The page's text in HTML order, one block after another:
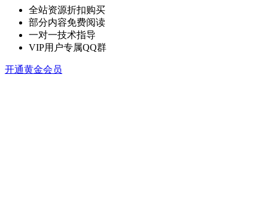
全站资源折扣购买
部分内容免费阅读
一对一技术指导
VIP用户专属QQ群
开通黄金会员